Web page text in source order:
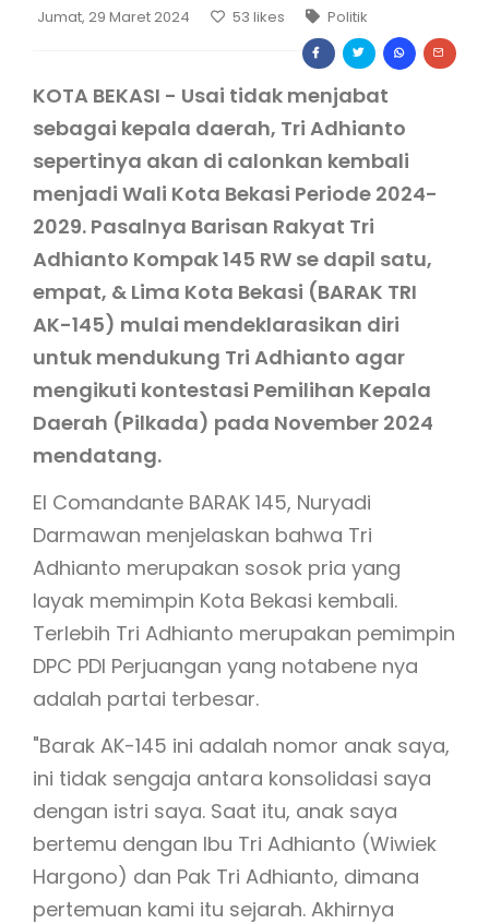
Jumat, 29 Maret 2024 53 likes Politik
KOTA BEKASI - Usai tidak menjabat
sebagai kepala daerah, Tri Adhianto
sepertinya akan di calonkan kembali
menjadi Wali Kota Bekasi Periode 2024-
2029. Pasalnya Barisan Rakyat Tri
Adhianto Kompak 145 RW se dapil satu,
empat, & Lima Kota Bekasi (BARAK TRI
AK-145) mulai mendeklarasikan diri
untuk mendukung Tri Adhianto agar
mengikuti kontestasi Pemilihan Kepala
Daerah (Pilkada) pada November 2024
mendatang.
El Comandante BARAK 145, Nuryadi
Darmawan menjelaskan bahwa Tri
Adhianto merupakan sosok pria yang
layak memimpin Kota Bekasi kembali.
Terlebih Tri Adhianto merupakan pemimpin
DPC PDI Perjuangan yang notabene nya
adalah partai terbesar.
"Barak AK-145 ini adalah nomor anak saya,
ini tidak sengaja antara konsolidasi saya
dengan istri saya. Saat itu, anak saya
bertemu dengan Ibu Tri Adhianto (Wiwiek
Hargono) dan Pak Tri Adhianto, dimana
pertemuan kami itu sejarah. Akhirnya